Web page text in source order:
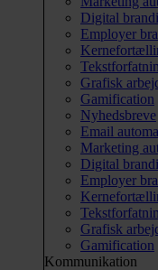
Digital
Employer
Grafisk
Gamification
Nyhedsbreve
Email
Marketing
Digital
Employer
Grafisk
Gamification
Kommunikation